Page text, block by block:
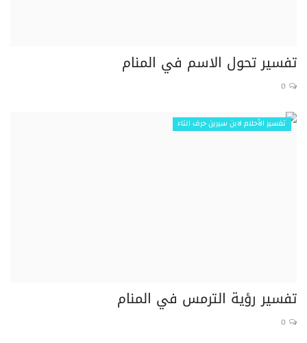
تفسير تحول الاسم في المنام
0
تفسير الأحلام لابن سيرين حرف التاء
تفسير رؤية الترمس في المنام
0